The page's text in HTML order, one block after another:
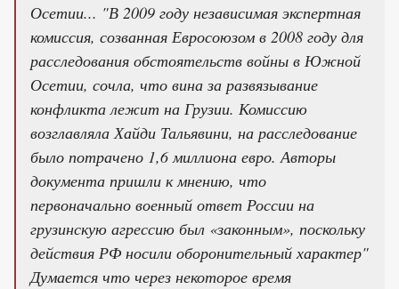
Осетии... "В 2009 году независимая экспертная
комиссия, созванная Евросоюзом в 2008 году для
расследования обстоятельств войны в Южной
Осетии, сочла, что вина за развязывание
конфликта лежит на Грузии. Комиссию
возглавляла Хайди Тальявини, на расследование
было потрачено 1,6 миллиона евро. Авторы
документа пришли к мнению, что
первоначально военный ответ России на
грузинскую агрессию был «законным», поскольку
действия РФ носили оборонительный характер"
Думается что через некоторое время